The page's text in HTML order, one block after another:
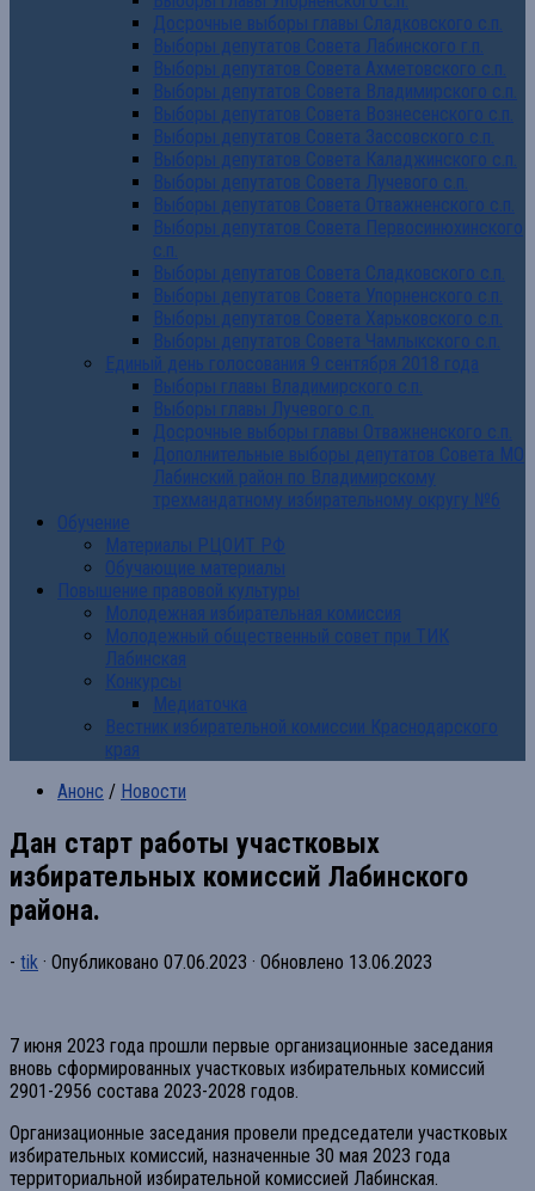
Досрочные выборы главы Сладковского с.п.
Выборы депутатов Совета Лабинского г.п.
Выборы депутатов Совета Ахметовского с.п.
Выборы депутатов Совета Владимирского с.п.
Выборы депутатов Совета Вознесенского с.п.
Выборы депутатов Совета Зассовского с.п.
Выборы депутатов Совета Каладжинского с.п.
Выборы депутатов Совета Лучевого с.п.
Выборы депутатов Совета Отважненского с.п.
Выборы депутатов Совета Первосинюхинского
с.п.
Выборы депутатов Совета Сладковского с.п.
Выборы депутатов Совета Упорненского с.п.
Выборы депутатов Совета Харьковского с.п.
Выборы депутатов Совета Чамлыкского с.п.
Единый день голосования 9 сентября 2018 года
Выборы главы Владимирского с.п.
Выборы главы Лучевого с.п.
Досрочные выборы главы Отважненского с.п.
Дополнительные выборы депутатов Совета МО
Лабинский район по Владимирскому
трехмандатному избирательному округу №6
Обучение
Материалы РЦОИТ РФ
Обучающие материалы
Повышение правовой культуры
Молодежная избирательная комиссия
Молодежный общественный совет при ТИК
Лабинская
Конкурсы
Медиаточка
Вестник избирательной комиссии Краснодарского
края
Анонс / Новости
Дан старт работы участковых
избирательных комиссий Лабинского
района.
- tik · Опубликовано 07.06.2023 · Обновлено 13.06.2023
7 июня 2023 года прошли первые организационные заседания
вновь сформированных участковых избирательных комиссий
2901-2956 состава 2023-2028 годов.
Организационные заседания провели председатели участковых
избирательных комиссий, назначенные 30 мая 2023 года
территориальной избирательной комиссией Лабинская.